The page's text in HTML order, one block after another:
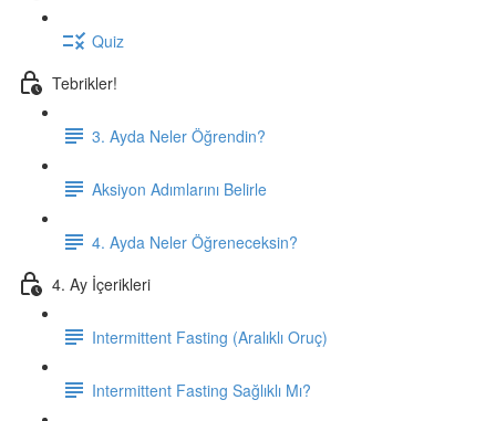
Quiz
Tebrikler!
3. Ayda Neler Öğrendin?
Aksiyon Adımlarını Belirle
4. Ayda Neler Öğreneceksin?
4. Ay İçerikleri
Intermittent Fasting (Aralıklı Oruç)
Intermittent Fasting Sağlıklı Mı?